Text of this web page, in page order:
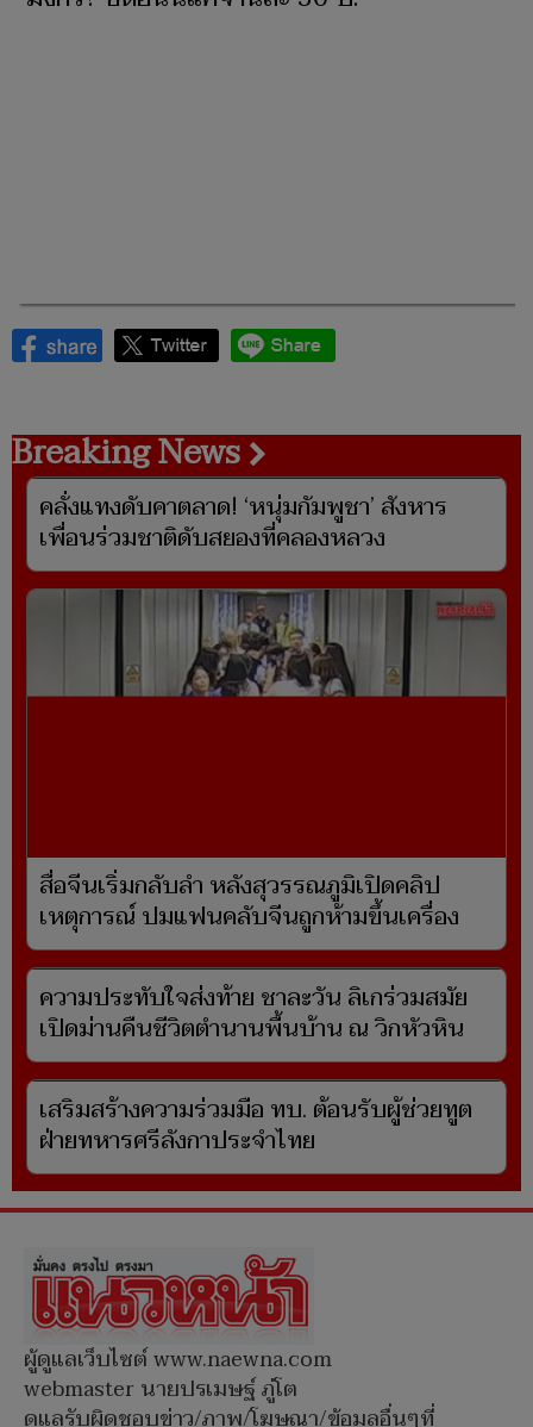
Breaking News
คลั่งแทงดับคาตลาด! ‘หนุ่มกัมพูชา’ สังหาร
เพื่อนร่วมชาติดับสยองที่คลองหลวง
สื่อจีนเริ่มกลับลำ หลังสุวรรณภูมิเปิดคลิป
เหตุการณ์ ปมแฟนคลับจีนถูกห้ามขึ้นเครื่อง
ความประทับใจส่งท้าย ชาละวัน ลิเกร่วมสมัย
เปิดม่านคืนชีวิตตำนานพื้นบ้าน ณ วิกหัวหิน
เสริมสร้างความร่วมมือ ทบ. ต้อนรับผู้ช่วยทูต
ฝ่ายทหารศรีลังกาประจำไทย
ผู้ดูแลเว็บไซต์ www.naewna.com
webmaster นายปรเมษฐ์ ภู่โต
ดูแลรับผิดชอบข่าว/ภาพ/โฆษณา/ข้อมูลอื่นๆที่